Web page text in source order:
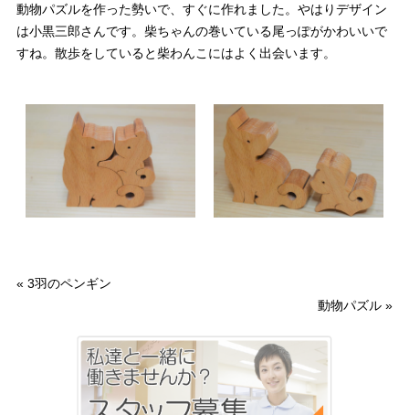
動物パズルを作った勢いで、すぐに作れました。やはりデザイン
は小黒三郎さんです。柴ちゃんの巻いている尾っぽがかわいいで
すね。散歩をしていると柴わんこにはよく出会います。
« 3羽のペンギン
動物パズル »